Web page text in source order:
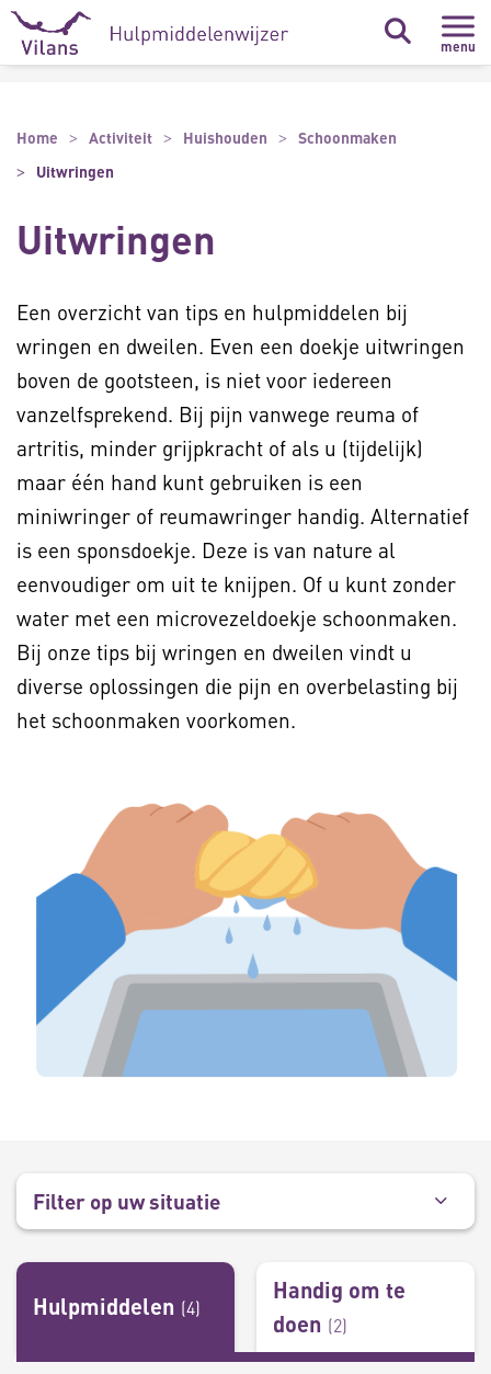
Naar hoofdinhoud
Naar footer
menu
Home Activiteit Huishouden
Schoonmaken
Uitwringen
Uitwringen
Een overzicht van tips en hulpmiddelen bij
wringen en dweilen. Even een doekje uitwringen
boven de gootsteen, is niet voor iedereen
vanzelfsprekend. Bij pijn vanwege reuma of
artritis, minder grijpkracht of als u (tijdelijk)
maar één hand kunt gebruiken is een
miniwringer of reumawringer handig. Alternatief
is een sponsdoekje. Deze is van nature al
eenvoudiger om uit te knijpen. Of u kunt zonder
water met een microvezeldoekje schoonmaken.
Bij onze tips bij wringen en dweilen vindt u
diverse oplossingen die pijn en overbelasting bij
het schoonmaken voorkomen.
Filter op uw situatie
Hulpmiddelen (4)
Handig om te
doen (2)